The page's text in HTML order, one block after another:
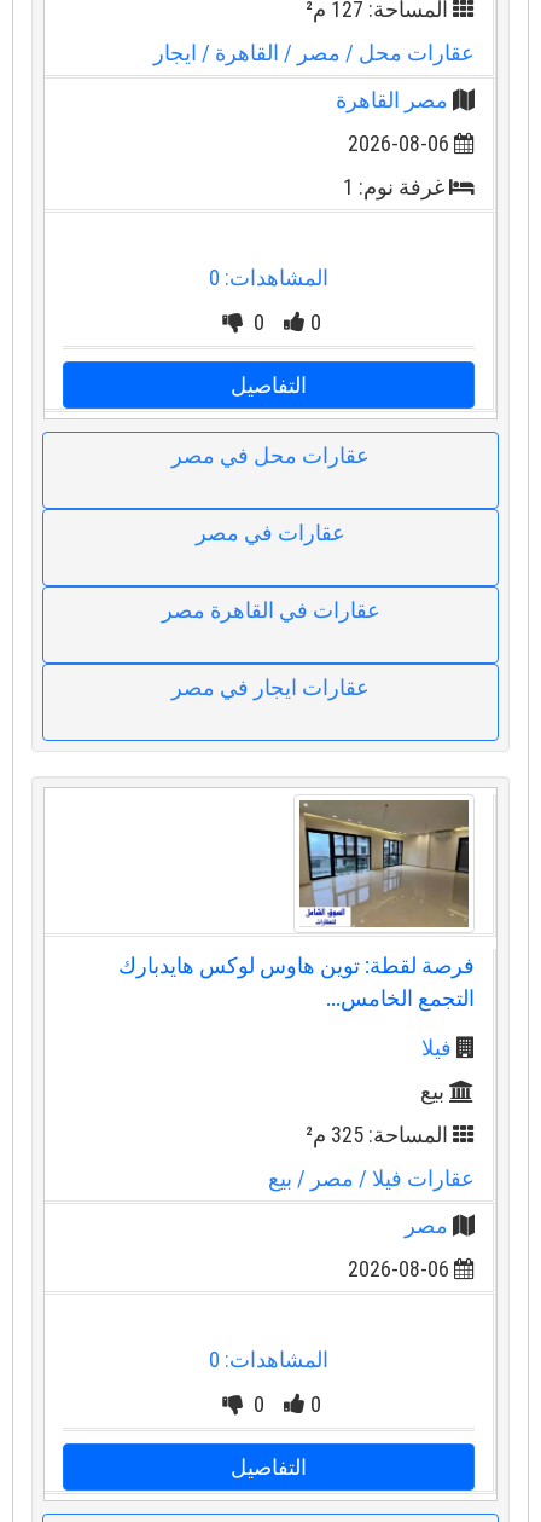
المساحة: 127 م²
عقارات محل / مصر / القاهرة/ ايجار
مصر القاهرة
2026-08-06
غرفة نوم: 1
المشاهدات: 0
0
0
التفاصيل
عقارات محل في مصر
عقارات في مصر
عقارات في القاهرة مصر
عقارات ايجار في مصر
فرصة لقطة: توين هاوس لوكس هايدبارك
التجمع الخامس...
فيلا
بيع
المساحة: 325 م²
عقارات فيلا/ مصر / بيع
مصر
2026-08-06
المشاهدات: 0
0
0
التفاصيل